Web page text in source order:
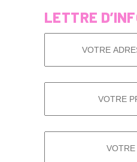
LETTRE